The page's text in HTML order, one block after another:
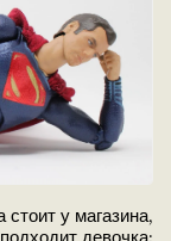
у магазина,